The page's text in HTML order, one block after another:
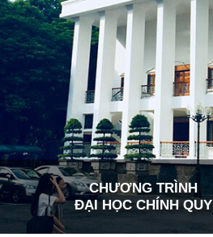
CHƯƠNG TRÌNH
ĐẠI HỌC CHÍNH QUY